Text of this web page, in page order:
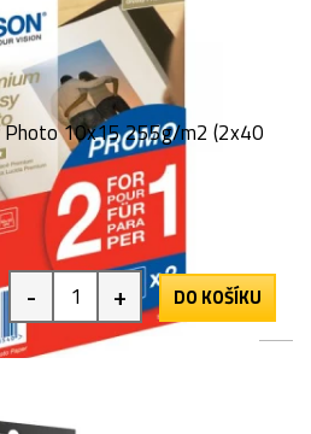
Photo 10x15 255g/m2 (2x40
- + DO KOŠÍKU